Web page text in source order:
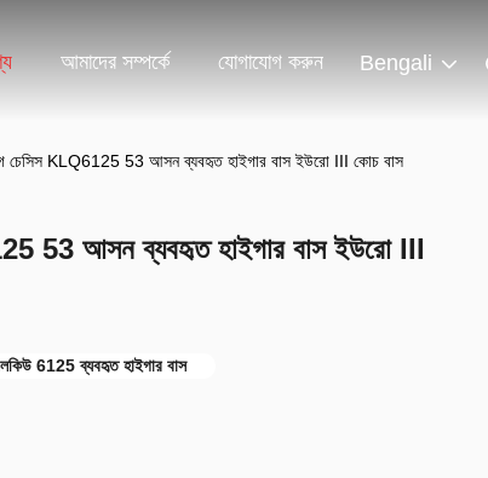
আমাদের সম্পর্কে যোগাযোগ করুন Bengali
চেসিস KLQ6125 53 আসন ব্যবহৃত হাইগার বাস ইউরো III কোচ বাস
53 আসন ব্যবহৃত হাইগার বাস ইউরো III
6125 ব্যবহৃত হাইগার বাস